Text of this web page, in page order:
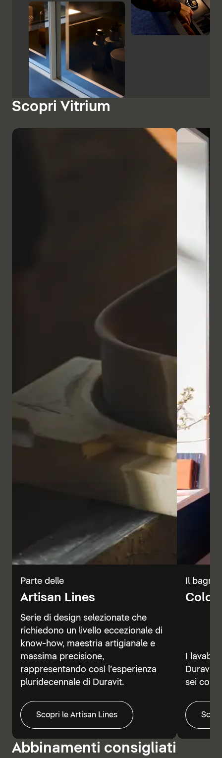
Scopri Vitrium
Parte delle
Artisan Lines
Serie di design selezionate che
richiedono un livello eccezionale di
know-how, maestria artigianale e
massima precisione,
rappresentando così l’esperienza
pluridecennale di Duravit.
Scopri le Artisan Lines
Il
Color
I
Duravit
sei
Abbinamenti consigliati